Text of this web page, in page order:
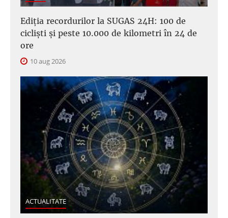
Ediția recordurilor la SUGAS 24H: 100 de
cicliști și peste 10.000 de kilometri în 24 de
ore
10 aug 2026
ACTUALITATE